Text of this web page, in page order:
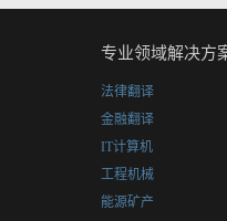
专业领域解决方
法律翻译
金融翻译
IT计算机
工程机械
能源矿产